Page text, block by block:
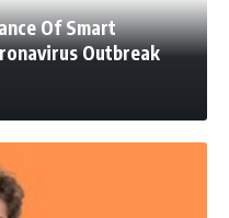
Of Smart
Outbreak